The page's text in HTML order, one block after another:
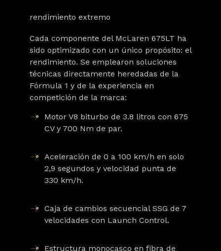
rendimiento extremo
Cada componente del McLaren 675LT ha
sido optimizado con un único propósito: el
rendimiento. Se emplearon soluciones
técnicas directamente heredadas de la
Fórmula 1 y de la experiencia en
competición de la marca:
Motor V8 biturbo de 3.8 litros con 675
CV y 700 Nm de par.
Aceleración de 0 a 100 km/h en solo
2,9 segundos y velocidad punta de
330 km/h.
Caja de cambios secuencial SSG de 7
velocidades con Launch Control.
Estructura monocasco en fibra de